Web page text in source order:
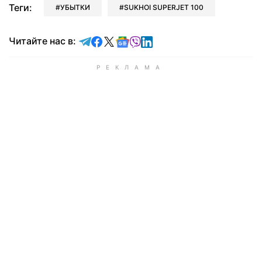
Теги: УБЫТКИ SUKHOI SUPERJET 100
Читайте нас в: Читайте в Telegram
Читайте в Facebook
Читайте в X
Читайте в Google news
Читайте в Viber
Читайте в LinkedIn